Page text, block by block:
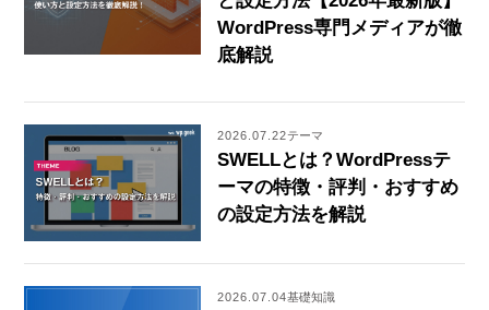
WordPress専門メディアが徹
底解説
2026.07.22テーマ
SWELLとは？WordPressテ
ーマの特徴・評判・おすすめ
の設定方法を解説
2026.07.04基礎知識